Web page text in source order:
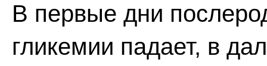
В первые дни
гликемии падает, в